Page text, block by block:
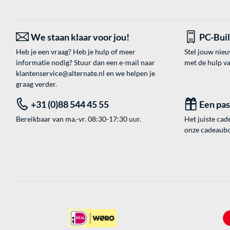
We staan klaar voor jou!
Heb je een vraag? Heb je hulp of meer
informatie nodig? Stuur dan een e-mail naar
klantenservice@alternate.nl en we helpen je
graag verder.
PC-
Stel jouw
met de hulp
+31 (0)88 544 45 55
Bereikbaar van ma.-vr. 08:30-17:30 uur.
Een
Het juiste
onze